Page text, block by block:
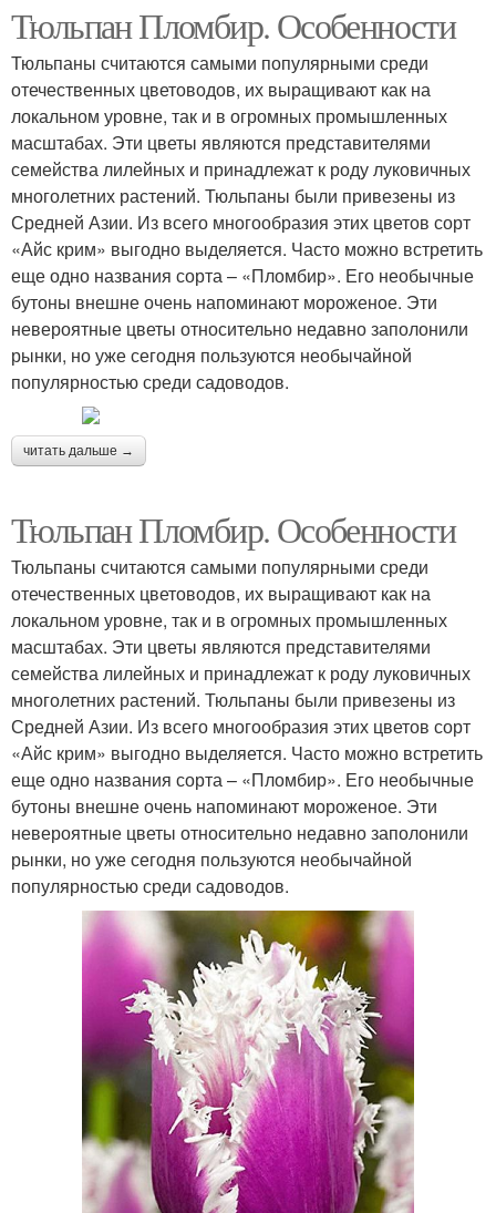
Тюльпан Пломбир. Особенности
Тюльпаны считаются самыми популярными среди
отечественных цветоводов, их выращивают как на
локальном уровне, так и в огромных промышленных
масштабах. Эти цветы являются представителями
семейства лилейных и принадлежат к роду луковичных
многолетних растений. Тюльпаны были привезены из
Средней Азии. Из всего многообразия этих цветов сорт
«Айс крим» выгодно выделяется. Часто можно встретить
еще одно названия сорта – «Пломбир». Его необычные
бутоны внешне очень напоминают мороженое. Эти
невероятные цветы относительно недавно заполонили
рынки, но уже сегодня пользуются необычайной
популярностью среди садоводов.
читать дальше →
Тюльпан Пломбир. Особенности
Тюльпаны считаются самыми популярными среди
отечественных цветоводов, их выращивают как на
локальном уровне, так и в огромных промышленных
масштабах. Эти цветы являются представителями
семейства лилейных и принадлежат к роду луковичных
многолетних растений. Тюльпаны были привезены из
Средней Азии. Из всего многообразия этих цветов сорт
«Айс крим» выгодно выделяется. Часто можно встретить
еще одно названия сорта – «Пломбир». Его необычные
бутоны внешне очень напоминают мороженое. Эти
невероятные цветы относительно недавно заполонили
рынки, но уже сегодня пользуются необычайной
популярностью среди садоводов.